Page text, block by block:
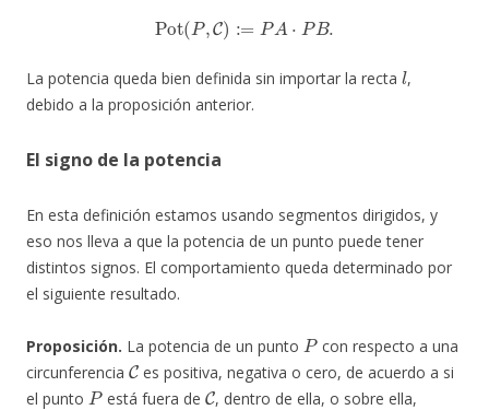
Pot( P,C ) PA⋅P B.
La potencia queda bien definida sin importar la recta
l
,
debido a la proposición anterior.
El signo de la potencia
En esta definición estamos usando segmentos dirigidos, y
eso nos lleva a que la potencia de un punto puede tener
distintos signos. El comportamiento queda determinado por
el siguiente resultado.
Proposición. La potencia de un punto
P
con respecto a una
circunferencia
C
es positiva, negativa o cero, de acuerdo a si
el punto
P
está fuera de
C
, dentro de ella, o sobre ella,